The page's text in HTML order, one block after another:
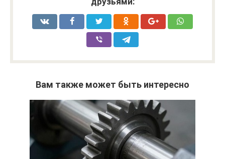
Вам также может быть интересно